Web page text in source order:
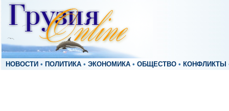
НОВОСТИ • ПОЛИТИКА • ЭКОНОМИКА • ОБЩЕСТВО • КОНФЛИКТЫ